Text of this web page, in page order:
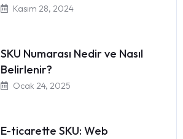
Kasım 28, 2024
SKU Numarası Nedir ve Nasıl
Belirlenir?
Ocak 24, 2025
E-ticarette SKU: Web